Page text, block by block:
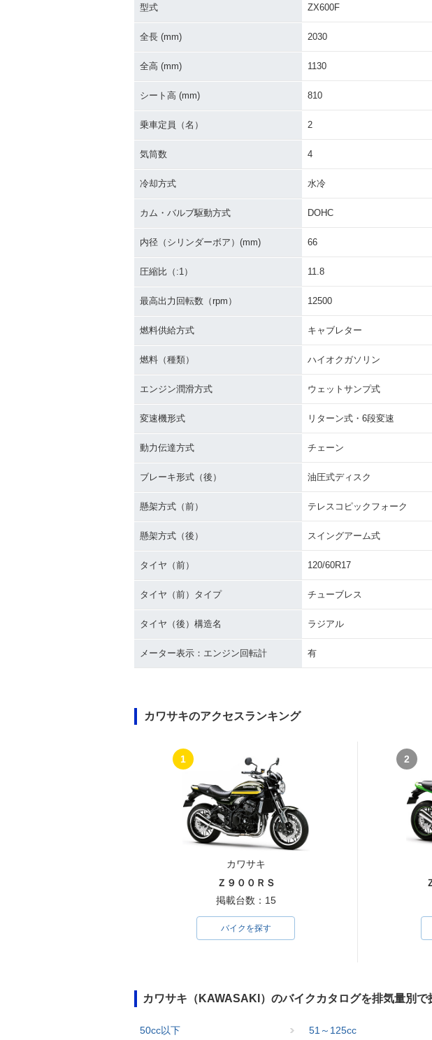
RT Edition・カラーチェ
2020年 Ninja ZX-6R・
S
2014年 Ninja ZX-6R AB
2014年 Ninja ZX-6R
2013年 Ninja
S・追加
2010年 Ninja ZX-6R
2009年 Ninja ZX-6R・
2008年 Ninja
フルモデルチェンジ
1998年 Ninja ZX-6R・
1997年 Ninja ZX-6R・
マイナーチェンジ
1996年 Ninja
型式 ZX600F
全長 (mm) 2030
全高 (mm) 1130
シート高 (mm) 810
乗車定員（名） 2
気筒数 4
冷却方式 水冷
カム・バルブ駆動方式 DOHC
内径（シリンダーボア）(mm) 66
圧縮比（:1） 11.8
最高出力回転数（rpm） 12500
燃料供給方式 キャブレター
燃料（種類） ハイオクガソリン
エンジン潤滑方式 ウェットサンプ式
変速機形式 リターン式・6段変速
動力伝達方式 チェーン
ブレーキ形式（後） 油圧式ディスク
懸架方式（前） テレスコピックフォーク
懸架方式（後） スイングアーム式
タイヤ（前） 120/60R17
タイヤ（前）タイプ チューブレス
タイヤ（後）構造名 ラジアル
メーター表示：エンジン回転計 有
カワサキのアクセスランキング
1
カワサキ
Ｚ９００ＲＳ
掲載台数：15
バイクを探す
2
カワサキ（KAWASAKI）のバイクカタログを排気量別で
50cc以下 51～125cc